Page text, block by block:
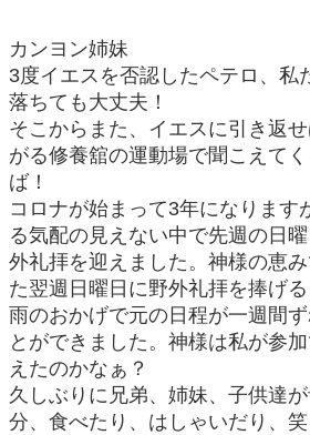
カンヨン姉妹
3度イエスを否認したペテロ、私
落ちても大丈夫！
そこからまた、イエスに引き返
がる修養舘の運動場で聞こえて
ば！
コロナが始まって3年になります
る気配の見えない中で先週の日
外礼拝を迎えました。神様の恵
た翌週日曜日に野外礼拝を捧げる
雨のおかげで元の日程が一週間
とができました。神様は私が参
えたのかなぁ？
久しぶりに兄弟、姉妹、子供達
分、食べたり、はしゃいだり、